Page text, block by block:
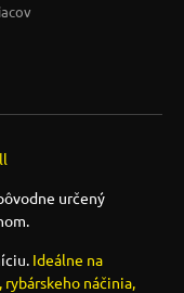
určený
Ideálne na
náčinia,